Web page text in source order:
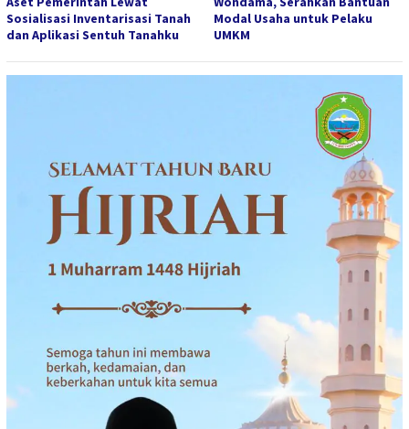
Sosialisasi Inventarisasi Tanah
dan Aplikasi Sentuh Tanahku
Modal Usaha untuk Pelaku
UMKM